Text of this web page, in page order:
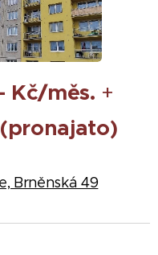
Kč/měs. +
(pronajato)
Brněnská 49